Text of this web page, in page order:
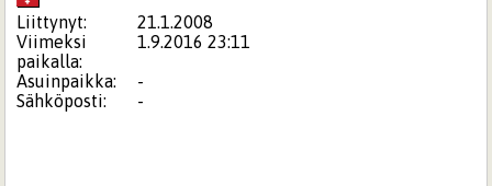
Liittynyt:
21.1.2008
Viimeksi
paikalla:
1.9.2016 23:11
Asuinpaikka:
-
Sähköposti:
-